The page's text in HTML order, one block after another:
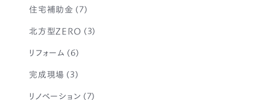
住宅補助金 (7)
北方型ZERO (3)
リフォーム (6)
完成現場 (3)
リノベーション (7)